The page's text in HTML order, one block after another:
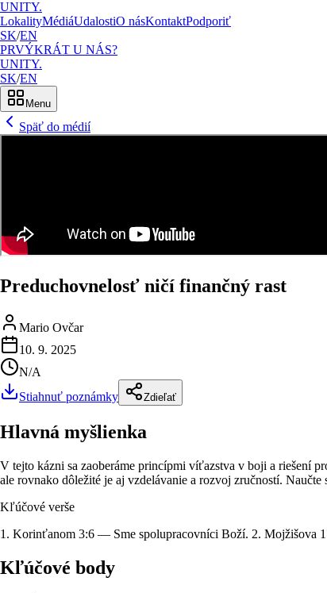
UNITY.
LokalityMédiáUdalostiO násKontaktPodporiť
SK/EN
PRVÝKRÁT U NÁS?
UNITY.
SK/EN
Menu
Späť do médií
Preduchovnelosť ničí finančný rast
Mario Ovčar
10. 9. 2025
N/A
Stiahnuť poznámky
Zdieľať
Hlavná myšlienka
V tejto kázni sa zaoberáme princípmi víťazstva v boji a riešení
ale rovnako dôležité je aj vzdelávanie a rozvoj zručností.
Kľúčové verše
1. Korinťanom 3:6 — Sme spolupracovníci Boží. 2. Mojžišova
Kľúčové body